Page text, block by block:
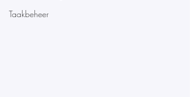
Taakbeheer